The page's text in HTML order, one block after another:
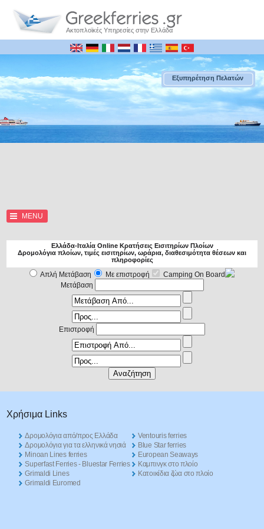
Ακτοπλοϊκές Υπηρεσίες στην Ελλάδα
Εξυπηρέτηση Πελατών
MENU
Ελλάδα-Ιταλία Online Κρατήσεις Εισιτηρίων Πλοίων
Δρομολόγια πλοίων, τιμές εισιτηρίων, ωράρια, διαθεσιμότητα θέσεων και
πληροφορίες
Απλή Μετάβαση Με επιστροφή
Camping On Board
Μετάβαση
Επιστροφή
Χρήσιμα Links
Δρομολόγια από/προς Ελλάδα
Δρομολόγια για τα ελληνικά νησιά
Minoan Lines ferries
Superfast Ferries - Bluestar Ferries
Grimaldi Lines
Grimaldi Euromed
Ventouris ferries
Blue Star ferries
European Seaways
Καμπινγκ στο πλοίο
Kατοικίδια ζώα στο πλοίο